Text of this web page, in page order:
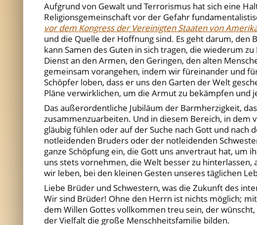
Aufgrund von Gewalt und Terrorismus hat sich eine
Religionsgemeinschaft vor der Gefahr
vor dem Kongress der Vereinigten Staaten von
und die Quelle der Hoffnung sind. Es geht darum,
kann Samen des Guten in sich tragen, die wiederum
Dienst an den Armen, den Geringen, den alten
gemeinsam vorangehen, indem wir füreinander und
Schöpfer loben, dass er uns den Garten der Welt
Pläne verwirklichen, um die Armut zu bekämpfen und
Das außerordentliche Jubiläum der Barmherzigkeit,
zusammenzuarbeiten. Und in diesem Bereich, in dem
gläubig fühlen oder auf der Suche nach Gott und nach
notleidenden Bruders oder der notleidenden
ganze Schöpfung ein, die Gott uns anvertraut hat,
uns stets vornehmen, die Welt besser zu hinterlassen,
wir leben, bei den kleinen Gesten unseres täglichen
Liebe Brüder und Schwestern, was die Zukunft des
Wir sind Brüder! Ohne den Herrn ist nichts möglich;
dem Willen Gottes vollkommen treu sein, der
der Vielfalt die große Menschheitsfamilie bilden.